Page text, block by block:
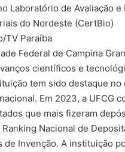
Laboratório de Avaliação
do Nordeste (CertBio)
TV Paraíba
Federal de Campina
científicos e
tem sido destaque no
Em 2023, a UFCG
que mais fizeram
Nacional de
de Invenção. A instituição